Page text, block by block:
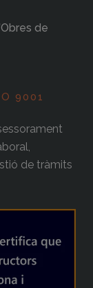
de
9001
de tràmits